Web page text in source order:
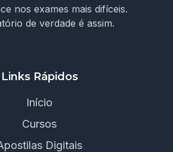
nos exames mais difíceis.
de verdade é assim.
Links Rápidos
Início
Cursos
Digitais